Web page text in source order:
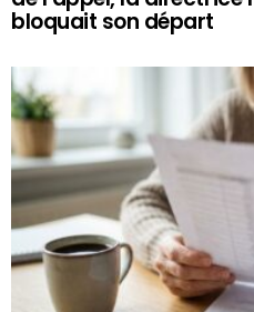
bloquait son départ